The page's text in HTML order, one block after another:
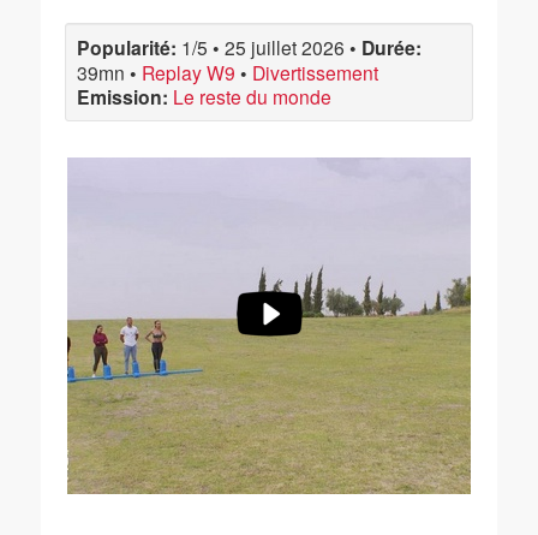
Popularité: 1/5 • 25 juillet 2026 • Durée:
39mn • Replay W9 • Divertissement
Emission: Le reste du monde